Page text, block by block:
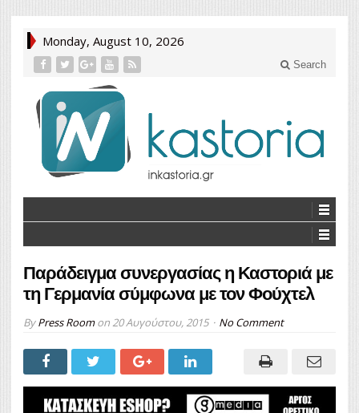
Monday, August 10, 2026
Search
Παράδειγμα συνεργασίας η Καστοριά με
τη Γερμανία σύμφωνα με τον Φούχτελ
ByPress Roomon 20 Αυγούστου, 2015 No Comment